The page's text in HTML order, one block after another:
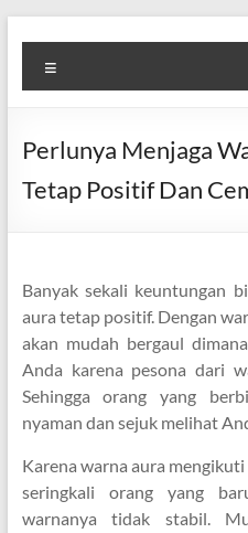
to
content
Diva
Aura
Pusat
Layanan
Buka
Perlunya Menjaga
Tetap Positif Dan
Banyak sekali keuntungan
aura tetap positif. Dengan
akan mudah bergaul
Anda karena pesona dari
Sehingga orang yang
nyaman dan sejuk melihat
Karena warna aura
seringkali orang yang
warnanya tidak stabil.